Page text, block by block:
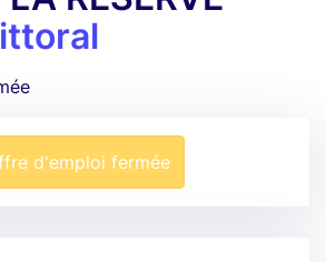
d'emploi fermée